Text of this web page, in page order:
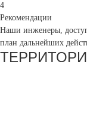
4
Рекомендации
Наши инженеры,
план дальнейших